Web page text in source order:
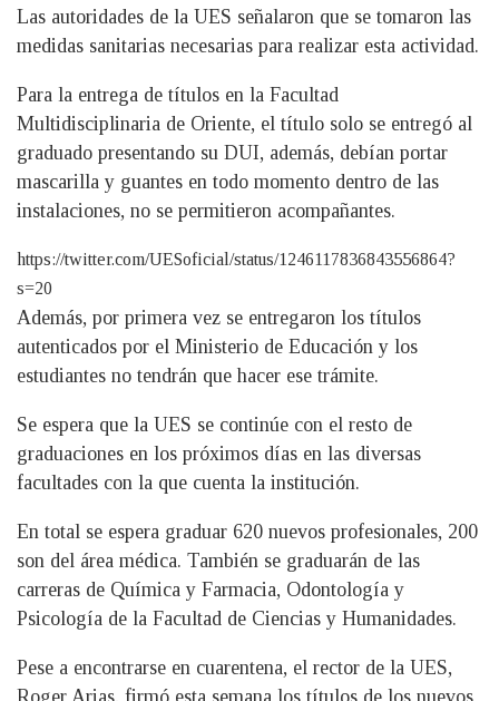
Las autoridades de la UES señalaron que se tomaron las
medidas sanitarias necesarias para realizar esta actividad.
Para la entrega de títulos en la Facultad
Multidisciplinaria de Oriente, el título solo se entregó al
graduado presentando su DUI, además, debían portar
mascarilla y guantes en todo momento dentro de las
instalaciones, no se permitieron acompañantes.
https://twitter.com/UESoficial/status/1246117836843556864?
s=20
Además, por primera vez se entregaron los títulos
autenticados por el Ministerio de Educación y los
estudiantes no tendrán que hacer ese trámite.
Se espera que la UES se continúe con el resto de
graduaciones en los próximos días en las diversas
facultades con la que cuenta la institución.
En total se espera graduar 620 nuevos profesionales, 200
son del área médica. También se graduarán de las
carreras de Química y Farmacia, Odontología y
Psicología de la Facultad de Ciencias y Humanidades.
Pese a encontrarse en cuarentena, el rector de la UES,
Roger Arias, firmó esta semana los títulos de los nuevos